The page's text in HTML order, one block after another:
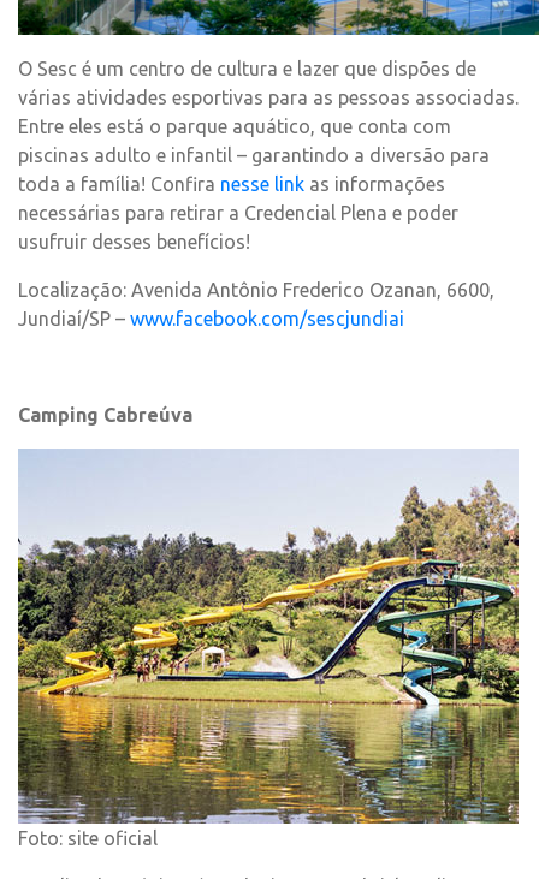
O Sesc é um centro de cultura e lazer que dispões de
várias atividades esportivas para as pessoas associadas.
Entre eles está o parque aquático, que conta com
piscinas adulto e infantil – garantindo a diversão para
toda a família! Confira nesse link as informações
necessárias para retirar a Credencial Plena e poder
usufruir desses benefícios!
Localização: Avenida Antônio Frederico Ozanan, 6600,
Jundiaí/SP – www.facebook.com/sescjundiai
Camping Cabreúva
Foto: site oficial